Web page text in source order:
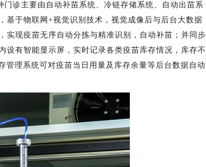
主要由自动补苗系统、冷链存储系统、自动出苗系
基于物联网+视觉识别技术，视觉成像后与后台大数据
实现疫苗无序自动分拣与精准识别，自动补苗；并同步
设有智能显示屏，实时记录各类疫苗库存情况，库存不
管理系统可对疫苗当日用量及库存余量等后台数据自动